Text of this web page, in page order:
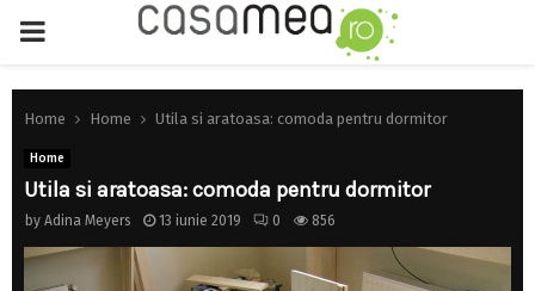
PRIMARY
MENU
Home Home Utila si aratoasa: comoda pentru dormitor
Home
Utila si aratoasa: comoda pentru dormitor
by Adina Meyers 13 iunie 2019 0 856